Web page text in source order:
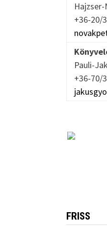
+36-20/
Pauli-
+36-70/
FRISS